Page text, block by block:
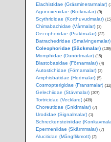
Elachistidae (Gräsminerarmalar)
Agonoxenidae (Brokmalar) (9)
Scythrididae (Korthuvudmalar)
Chimabachidae (Vårmalar) (3)
Oecophoridae (Praktmalar) (32)
Batrachedridae (Smalvingemalar)
Coleophoridae (Säckmalar) (139)
Momphidae (Dunörtmalar) (15)
Blastobasidae (Förnamalar) (4)
Autostichidae (Förnamalar) (3)
Amphisbatidae (Hedmalar) (5)
Cosmopterigidae (Fransmalar) (12)
Gelechiidae (Stävmalar) (207)
Tortricidae (Vecklare) (439)
Choreutidae (Gnidmalar) (7)
Urodidae (Signalmalar) (1)
Schreckensteiniidae
Epermeniidae (Skärmmalar) (7)
Alucitidae (Mångflikmott) (3)